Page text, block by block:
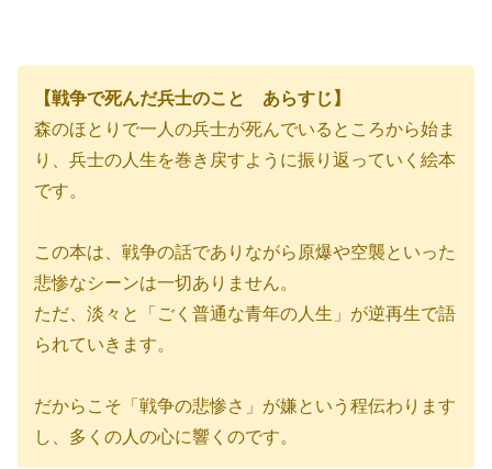
【戦争で死んだ兵士のこと あらすじ】
森のほとりで一人の兵士が死んでいるところから始ま
り、兵士の人生を巻き戻すように振り返っていく絵本
です。
この本は、戦争の話でありながら原爆や空襲といった
悲惨なシーンは一切ありません。
ただ、淡々と「ごく普通な青年の人生」が逆再生で語
られていきます。
だからこそ「戦争の悲惨さ」が嫌という程伝わります
し、多くの人の心に響くのです。